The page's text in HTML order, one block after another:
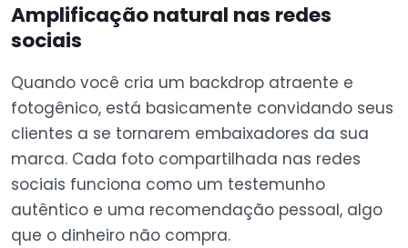
Amplificação natural nas redes
sociais
Quando você cria um backdrop atraente e
fotogênico, está basicamente convidando seus
clientes a se tornarem embaixadores da sua
marca. Cada foto compartilhada nas redes
sociais funciona como um testemunho
autêntico e uma recomendação pessoal, algo
que o dinheiro não compra.